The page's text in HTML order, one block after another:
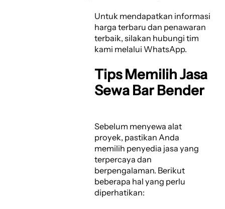
Untuk mendapatkan informasi
harga terbaru dan penawaran
terbaik, silakan hubungi tim
kami melalui WhatsApp.
Tips Memilih Jasa
Sewa Bar Bender
Sebelum menyewa alat
proyek, pastikan Anda
memilih penyedia jasa yang
terpercaya dan
berpengalaman. Berikut
beberapa hal yang perlu
diperhatikan: